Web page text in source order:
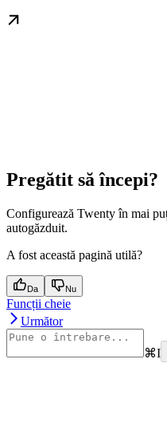
Pregătit să începi?
Configurează Twenty în mai
autogăzduit.
A fost această pagină utilă?
Da Nu
Funcții cheie
Următor
⌘I